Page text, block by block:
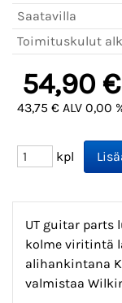
Saatavilla
Toimituskulut
54,90 €
43,75 € ALV 0,00
kpl
UT guitar parts
kolme viritintä
alihankintana
valmistaa